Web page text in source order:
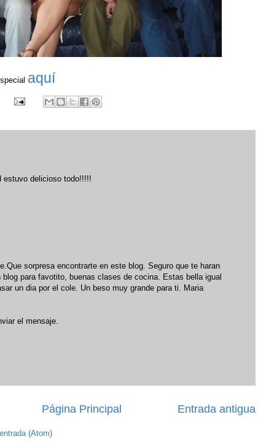
aquí
estuvo delicioso todo!!!!!
sorpresa encontrarte en este blog. Seguro que te haran
para favotito, buenas clases de cocina. Estas bella igual
un dia por el cole. Un beso muy grande para ti. Maria
el mensaje.
Entrada antigua
Página Principal
(Atom)